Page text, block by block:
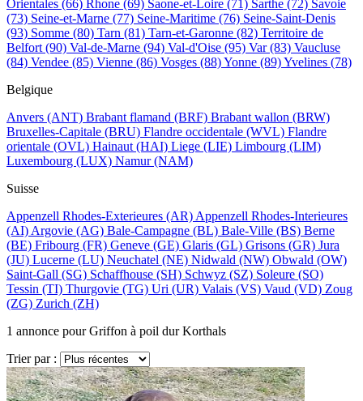
Orientales (66) Rhone (69) Saone-et-Loire (71) Sarthe (72) Savoie
(73) Seine-et-Marne (77) Seine-Maritime (76) Seine-Saint-Denis
(93) Somme (80) Tarn (81) Tarn-et-Garonne (82) Territoire de
Belfort (90) Val-de-Marne (94) Val-d'Oise (95) Var(83) Vaucluse
(84) Vendee (85) Vienne (86) Vosges (88)Yonne (89)Yvelines (78)
Belgique
Anvers (ANT) Brabant flamand (BRF) Brabant wallon (BRW)
Bruxelles-Capitale (BRU) Flandre occidentale (WVL) Flandre
orientale (OVL) Hainaut (HAI) Liege (LIE) Limbourg (LIM)
Luxembourg (LUX) Namur(NAM)
Suisse
Appenzell Rhodes-Exterieures (AR) Appenzell Rhodes-Interieures
(AI) Argovie (AG) Bale-Campagne (BL) Bale-Ville (BS) Berne
(BE) Fribourg (FR) Geneve (GE) Glaris (GL) Grisons (GR) Jura
(JU) Lucerne (LU) Neuchatel (NE) Nidwald (NW) Obwald (OW)
Saint-Gall (SG) Schaffhouse (SH) Schwyz (SZ) Soleure (SO)
Tessin (TI) Thurgovie (TG) Uri (UR) Valais (VS) Vaud (VD) Zoug
(ZG) Zurich (ZH)
1 annonce pour Griffon à poil dur Korthals
Trier par :